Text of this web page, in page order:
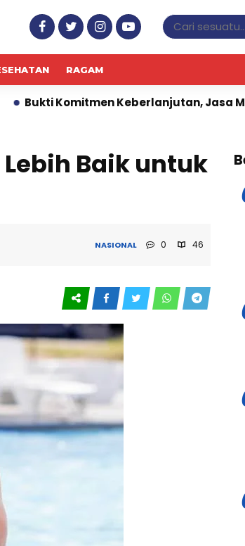
RAGAM
Keberlanjutan, Jasa Marga Raih Predikat
Lebih Baik untuk
NASIONAL 0 46